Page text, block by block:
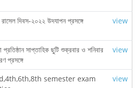
দিবস-২০২২ উদযাপন প্রসঙ্গে view
প্রতিষ্ঠান সাপ্তাহিক ছুটি শুক্রবার ও শনিবার
প্রসঙ্গে
view
semester exam
view